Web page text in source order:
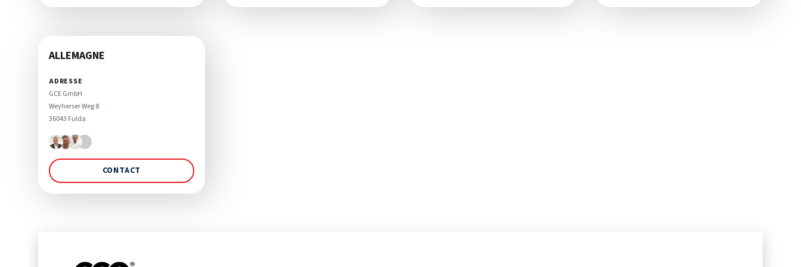
ALLEMAGNE
ADRESSE
GCE GmbH
Weyherser Weg 8
36043 Fulda
CONTACT